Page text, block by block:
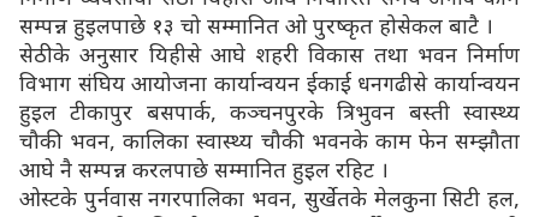
सम्पन्न हुइलपाछे १३ चो सम्मानित ओ पुरष्कृत होसेकल बाटै ।
सेठीके अनुसार यिहीसे आघे शहरी विकास तथा भवन निर्माण
विभाग संघिय आयोजना कार्यान्वयन ईकाई धनगढीसे कार्यान्वयन
हुइल टीकापुर बसपार्क, कञ्चनपुरके त्रिभुवन बस्ती स्वास्थ्य
चौकी भवन, कालिका स्वास्थ्य चौकी भवनके काम फेन सम्झौता
आघे नै सम्पन्न करलपाछे सम्मानित हुइल रहिट ।
ओस्टके पुर्नवास नगरपालिका भवन, सुर्खेतके मेलकुना सिटी हल,